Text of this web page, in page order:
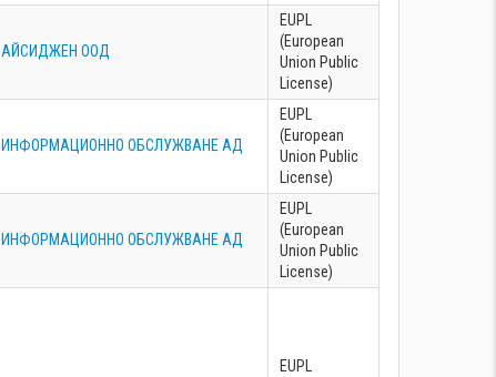
АЙСИДЖЕН ООД
EUPL
(European
Union Public
License)
ИНФОРМАЦИОННО ОБСЛУЖВАНЕ АД
EUPL
(European
Union Public
License)
ИНФОРМАЦИОННО ОБСЛУЖВАНЕ АД
EUPL
(European
Union Public
License)
EUPL